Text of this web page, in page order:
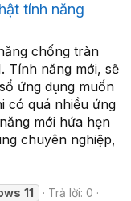
tính năng
chống tràn
Tính năng mới, sẽ
ứng dụng muốn
có quá nhiều ứng
mới hứa hẹn
chuyên nghiệp,
11
Trả lời: 0